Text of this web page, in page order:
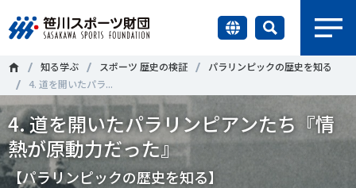
財団情報
研究員紹介
調査・研究
＃誰が子どものスポーツをささえるのか ＃部活動
＃アクティブなまちづくり ＃日本人の身体活動と健康寿命
知る学ぶ スポーツ 歴史の検証
パラリンピックの歴史を知る
4. 道を開いたパラ...
4. 道を開いたパラリンピアンたち『情
熱が原動力だった』
【パラリンピックの歴史を知る】